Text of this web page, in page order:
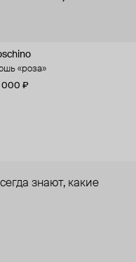
«роза»
000 ₽
знают, какие